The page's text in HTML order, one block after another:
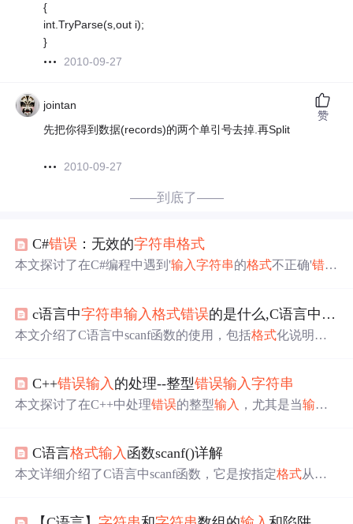
{
int.TryParse(s,out i);
}
2010-09-27
jointan
先把你得到数据(records)的两个单引号去掉.再Split
2010-09-27
赞
——到底了——
C#错误 ：无效的字符串格式
本文探讨了在C#编程中遇到'输入字符串的格式不正确'错误
殊字符。
c语言中字符串输入格式错误的是什么,C语言中scanf函数
本文介绍了C语言中scanf函数的使用，包括格式化说明
响。还提到了空白字符会跳过输入中的空白，而非空白字
符会匹配并剔除相应的字符。
C++错误输入 的处理--整型错误输入字符串
本文探讨了在C++中处理错误的整型输入 ，尤其是当输入
正版的sscanf和cin.getline结合使用，可以更有效地解决数字
错误输入的问题。
C语言格式输入 函数scanf()详解
本文详细介绍了C语言中scanf函数，它是按指定格式从键